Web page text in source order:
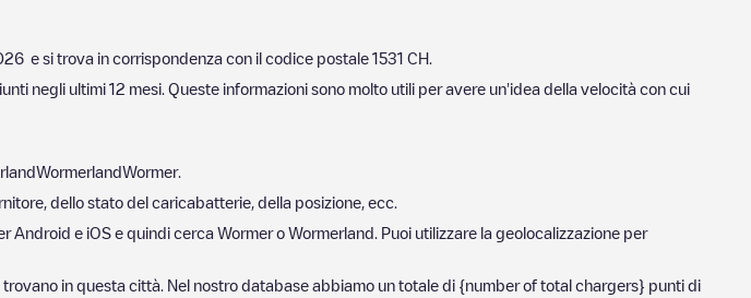
e si trova in corrispondenza con il codice postale 1531 CH
negli ultimi 12 mesi. Queste informazioni sono molto utili per avere un'idea della velocità con cui
WormerlandWormer.
dello stato del caricabatterie, della posizione, ecc.
Android e iOS e quindi cerca Wormero Wormerland
. Puoi utilizzare la geolocalizzazione per
trovano in questa città. Nel nostro database abbiamo un totale di {number of total chargers} punti di